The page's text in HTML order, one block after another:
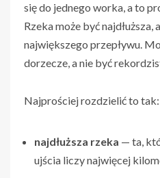
się do jednego worka, a to
Rzeka może być najdłuższa,
największego przepływu.
dorzecze, a nie być
Najprościej rozdzielić to tak:
najdłuższa rzeka — ta,
ujścia liczy najwięcej